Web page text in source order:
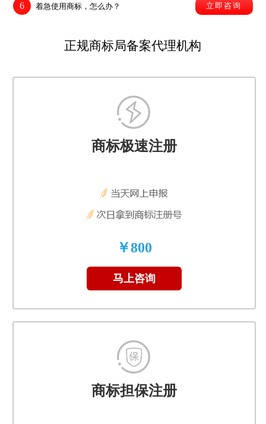
6 着急使用商标，怎么办？ 立即咨询
正规商标局备案代理机构
商标极速注册
￥800
马上咨询
商标担保注册